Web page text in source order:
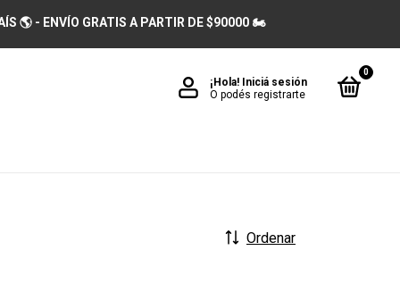
🌎 - ENVÍO GRATIS A PARTIR DE $90000 🏍️
¡Hola! Iniciá sesión
O podés registrarte
0
Ordenar